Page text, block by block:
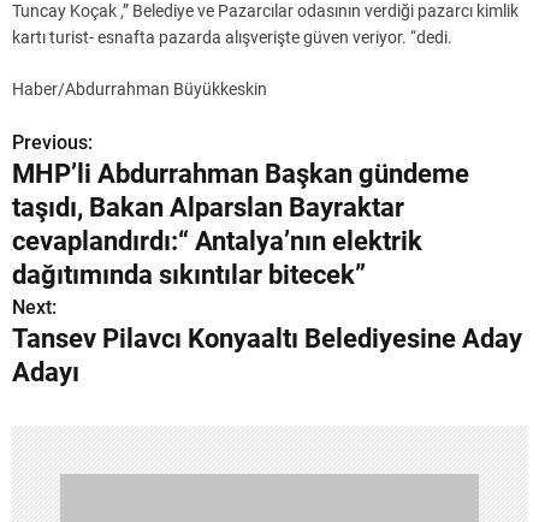
Tuncay Koçak ,” Belediye ve Pazarcılar odasının verdiği pazarcı kimlik
kartı turist- esnafta pazarda alışverişte güven veriyor. “dedi.
Haber/Abdurrahman Büyükkeskin
Y
a
z
ı
g
e
z
i
n
Previous:
MHP’li Abdurrahman Başkan gündeme
taşıdı, Bakan Alparslan Bayraktar
cevaplandırdı:“ Antalya’nın elektrik
dağıtımında sıkıntılar bitecek”
Next:
Tansev Pilavcı Konyaaltı Belediyesine Aday
Adayı